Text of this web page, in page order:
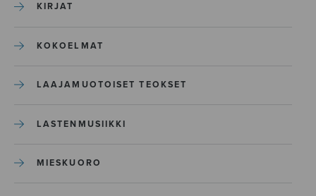
KIRJAT
KOKOELMAT
LAAJAMUOTOISET TEOKSET
LASTENMUSIIKKI
MIESKUORO